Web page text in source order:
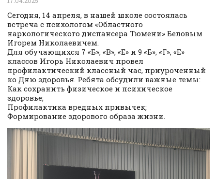
Сегодня, 14 апреля, в нашей школе состоялась
встреча с психологом «Областного
наркологического диспансера Тюмени» Беловым
Игорем Николаевичем.
Для обучающихся 7 «Б», «В», «Е» и 9 «Б», «Г», «Е»
классов Игорь Николаевич провел
профилактический классный час, приуроченный
ко Дню здоровья. Ребята обсудили важные темы:
Как сохранить физическое и психическое
здоровье;
Профилактика вредных привычек;
Формирование здорового образа жизни.